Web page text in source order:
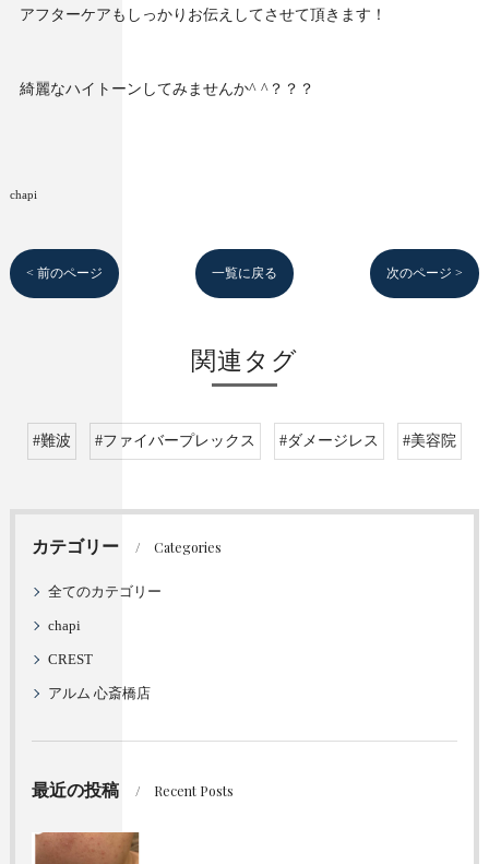
アフターケアもしっかりお伝えしてさせて頂きます！
綺麗なハイトーンしてみませんか^ ^？？？
chapi
< 前のページ 一覧に戻る 次のページ >
関連タグ
#難波 #ファイバープレックス #ダメージレス #美容院
カテゴリー Categories
全てのカテゴリー
chapi
CREST
アルム 心斎橋店
最近の投稿 Recent Posts